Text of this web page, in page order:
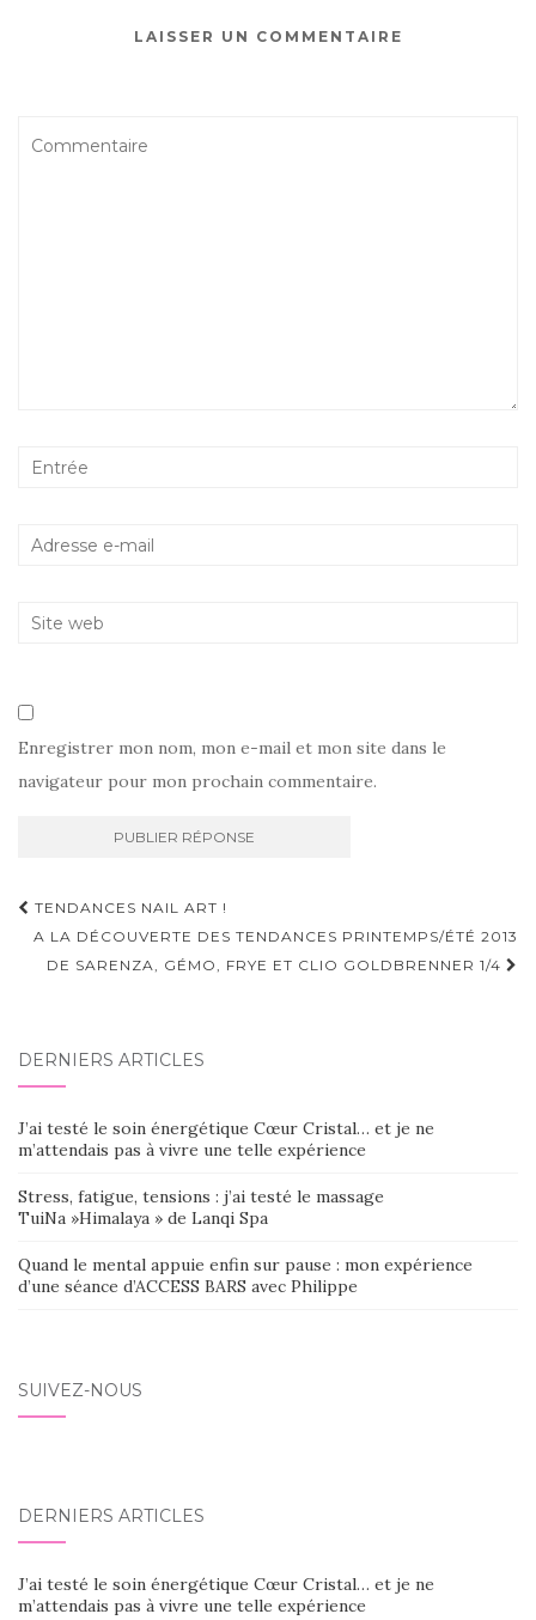
LAISSER UN COMMENTAIRE
Enregistrer mon nom, mon e-mail et mon site dans le
navigateur pour mon prochain commentaire.
Navigation
d'article
TENDANCES NAIL ART !
A LA DÉCOUVERTE DES TENDANCES PRINTEMPS/ÉTÉ 2013
DE SARENZA, GÉMO, FRYE ET CLIO GOLDBRENNER 1/4
DERNIERS ARTICLES
J’ai testé le soin énergétique Cœur Cristal… et je ne
m’attendais pas à vivre une telle expérience
Stress, fatigue, tensions : j’ai testé le massage
TuiNa »Himalaya » de Lanqi Spa
Quand le mental appuie enfin sur pause : mon expérience
d’une séance d’ACCESS BARS avec Philippe
SUIVEZ-NOUS
DERNIERS ARTICLES
J’ai testé le soin énergétique Cœur Cristal… et je ne
m’attendais pas à vivre une telle expérience